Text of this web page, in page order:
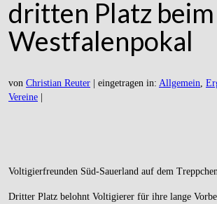
dritten Platz beim
Westfalenpokal
von Christian Reuter eingetragen in: Allgemein,
Vereine
Voltigierfreunden Süd-Sauerland auf dem
Dritter Platz belohnt Voltigierer für ihre lange